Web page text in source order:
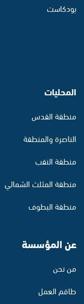
بودكاست
المحليات
منطقة القدس
الناصرة والمنطقة
منطقة النقب
منطقة المثلث الشمالي
منطقة البطوف
عن المؤسسة
من نحن
طاقم العمل